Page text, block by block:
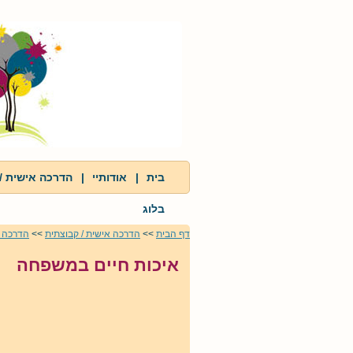
בית | אודותיי | הדרכה אישית
בלוג
דף הבית >> הדרכה אישית / קבוצתית >> הדרכה
איכות חיים במשפחה